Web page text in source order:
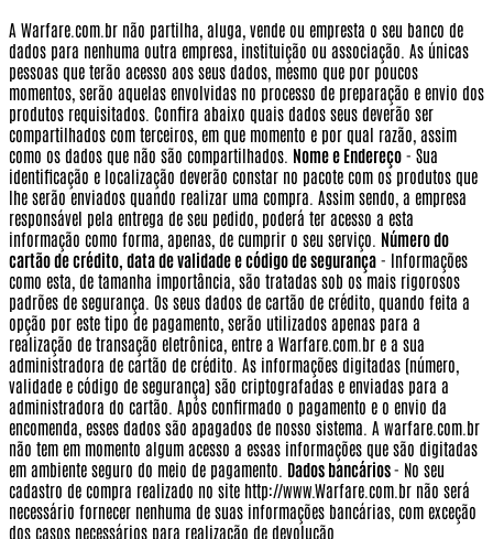
A Warfare.com.br não partilha, aluga, vende ou empresta o seu banco de
dados para nenhuma outra empresa, instituição ou associação. As únicas
pessoas que terão acesso aos seus dados, mesmo que por poucos
momentos, serão aquelas envolvidas no processo de preparação e envio dos
produtos requisitados. Confira abaixo quais dados seus deverão ser
compartilhados com terceiros, em que momento e por qual razão, assim
como os dados que não são compartilhados. Nome e Endereço - Sua
identificação e localização deverão constar no pacote com os produtos que
lhe serão enviados quando realizar uma compra. Assim sendo, a empresa
responsável pela entrega de seu pedido, poderá ter acesso a esta
informação como forma, apenas, de cumprir o seu serviço. Número do
cartão de crédito, data de validade e código de segurança - Informações
como esta, de tamanha importância, são tratadas sob os mais rigorosos
padrões de segurança. Os seus dados de cartão de crédito, quando feita a
opção por este tipo de pagamento, serão utilizados apenas para a
realização de transação eletrônica, entre a Warfare.com.br e a sua
administradora de cartão de crédito. As informações digitadas (número,
validade e código de segurança) são criptografadas e enviadas para a
administradora do cartão. Após confirmado o pagamento e o envio da
encomenda, esses dados são apagados de nosso sistema. A warfare.com.br
não tem em momento algum acesso a essas informações que são digitadas
em ambiente seguro do meio de pagamento. Dados bancários- No seu
cadastro de compra realizado no site http://www.Warfare.com.br não será
necessário fornecer nenhuma de suas informações bancárias, com exceção
dos casos necessários para realização de devolução